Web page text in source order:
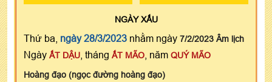
NGÀYXẤU
Thứ ba, ngày 28/3/2023 nhằm ngày 7/2/2023 Âm lịch
Ngày ẤT DẬU , tháng ẤT MÃO , năm QUÝ MÃO
Hoàng đạo (ngọc đường hoàng đạo)